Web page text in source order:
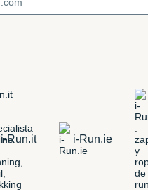
i-Run.it i-Run.ie